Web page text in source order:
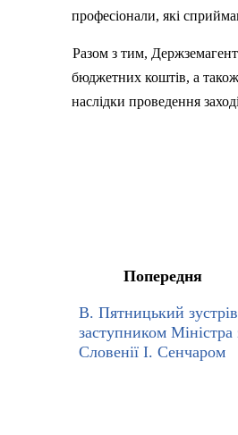
професіонали, які
Разом з тим,
бюджетних коштів, а
наслідки проведення
Попередня
В. Пятницький
заступником
Словенії І. Сенчаром